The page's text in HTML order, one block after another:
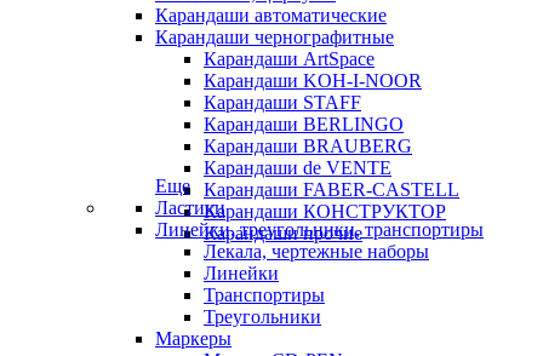
Карандаши автоматические
Карандаши чернографитные
Карандаши ArtSpace
Карандаши KOH-I-NOOR
Карандаши STAFF
Карандаши BERLINGO
Карандаши BRAUBERG
Карандаши de VENTE
Карандаши FABER-CASTELL
Карандаши КОНСТРУКТОР
Карандаши прочие
Еще
Ластики
Линейки, треугольники, транспортиры
Лекала, чертежные наборы
Линейки
Транспортиры
Треугольники
Маркеры